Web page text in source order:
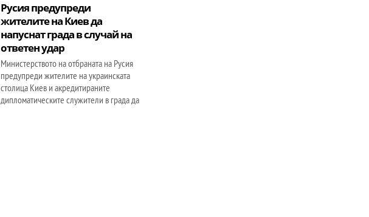
Русия предупреди
жителите на Киев да
напуснат града в случай на
ответен удар
Министерството на отбраната на Русия
предупреди жителите на украинската
столица Киев и акредитираните
дипломатическите служители в града да